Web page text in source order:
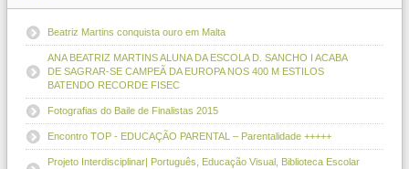
Beatriz Martins conquista ouro em Malta
ANA BEATRIZ MARTINS ALUNA DA ESCOLA D. SANCHO I ACABA
DE SAGRAR-SE CAMPEÃ DA EUROPA NOS 400 M ESTILOS
BATENDO RECORDE FISEC
Fotografias do Baile de Finalistas 2015
Encontro TOP - EDUCAÇÃO PARENTAL – Parentalidade +++++
Projeto Interdisciplinar| Português, Educação Visual, Biblioteca Escolar